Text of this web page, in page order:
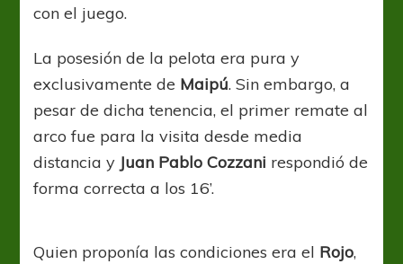
con el juego.
La posesión de la pelota era pura y
exclusivamente de Maipú. Sin embargo, a
pesar de dicha tenencia, el primer remate al
arco fue para la visita desde media
distancia y Juan Pablo Cozzani respondió de
forma correcta a los 16’.
Quien proponía las condiciones era el Rojo,